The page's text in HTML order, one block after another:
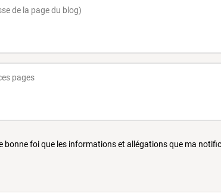
bonne foi que les informations et allégations que ma